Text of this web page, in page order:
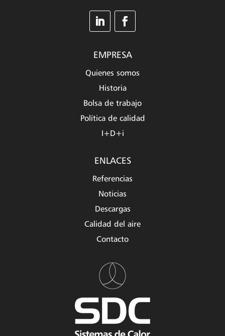
EMPRESA
Quienes somos
Historia
Bolsa de trabajo
Política de calidad
I+D+i
ENLACES
Referencias
Noticias
Descargas
Calidad del aire
Contacto